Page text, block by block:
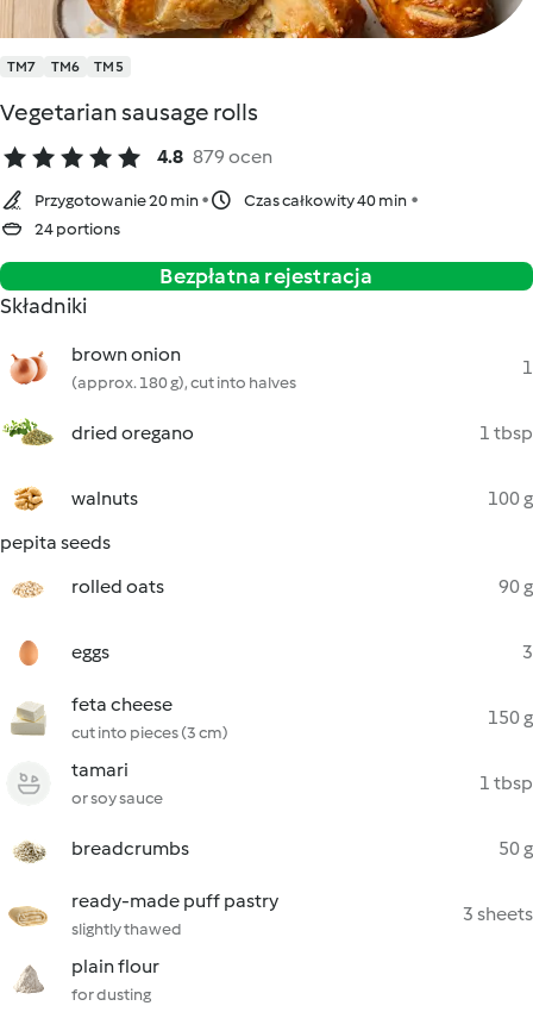
TM7 TM6 TM5
Vegetarian sausage rolls
4.8 879 ocen
Przygotowanie 20 min
Czas całkowity 40 min
24 portions
Bezpłatna rejestracja
Składniki
brown onion
(approx. 180 g), cut into halves
1
dried oregano 1 tbsp
walnuts
100 g
pepita seeds
rolled oats
90 g
eggs 3
feta cheese
cut into pieces (3 cm)
150 g
tamari
or soy sauce
1 tbsp
breadcrumbs 50 g
ready-made puff pastry
slightly thawed
3 sheets
plain flour
for dusting